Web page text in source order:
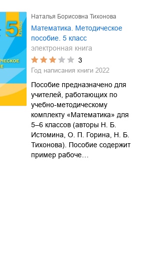
Наталья Борисовна Тихонова
Математика. Методическое
пособие. 5 класс
электронная книга
3
Год написания книги 2022
Пособие предназначено для
учителей, работающих по
учебно-методическому
комплекту «Математика» для
5–6 классов (авторы Н. Б.
Истомина, О. П. Горина, Н. Б.
Тихонова). Пособие содержит
пример рабоче…